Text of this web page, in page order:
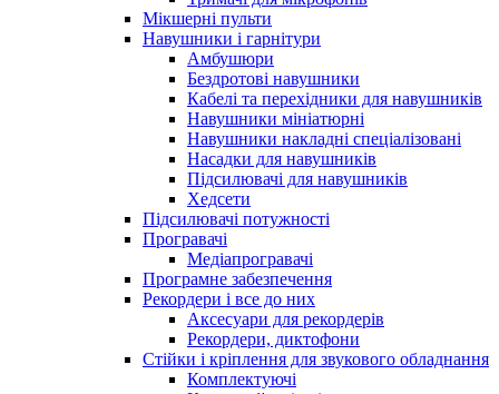
Мікшерні пульти
Навушники і гарнітури
Амбушюри
Бездротові навушники
Кабелі та перехідники для навушників
Навушники мініатюрні
Навушники накладні спеціалізовані
Насадки для навушників
Підсилювачі для навушників
Хедсети
Підсилювачі потужності
Програвачі
Медіапрогравачі
Програмне забезпечення
Рекордери і все до них
Аксесуари для рекордерів
Рекордери, диктофони
Стійки і кріплення для звукового обладнання
Комплектуючі